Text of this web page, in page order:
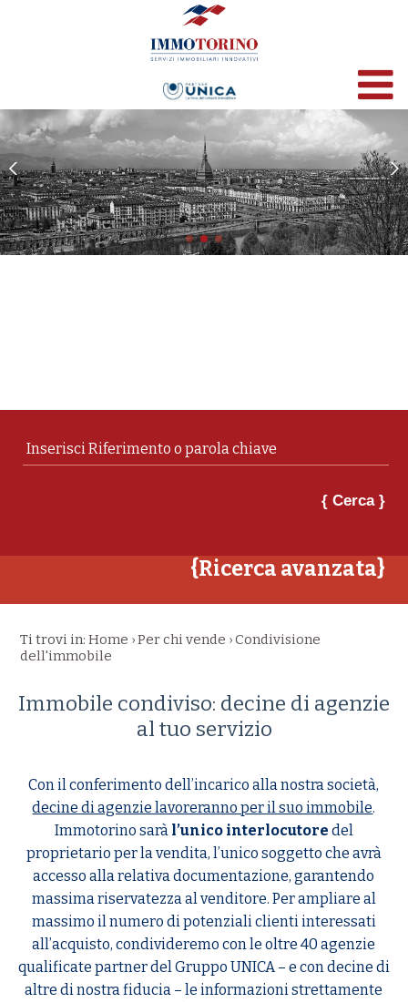
{ Cerca }
{Ricerca avanzata}
Ti trovi in: Home ›Per chi vende ›Condivisione
dell'immobile
Immobile condiviso: decine di agenzie
al tuo servizio
Con il conferimento dell’incarico alla nostra società,
decine di agenzie lavoreranno per il suo immobile.
Immotorino sarà l’unico interlocutore del
proprietario per la vendita, l’unico soggetto che avrà
accesso alla relativa documentazione, garantendo
massima riservatezza al venditore. Per ampliare al
massimo il numero di potenziali clienti interessati
all’acquisto, condivideremo con le oltre 40 agenzie
qualificate partner del Gruppo UNICA – e con decine di
altre di nostra fiducia – le informazioni strettamente